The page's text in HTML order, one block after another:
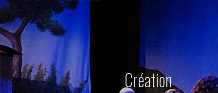
Création